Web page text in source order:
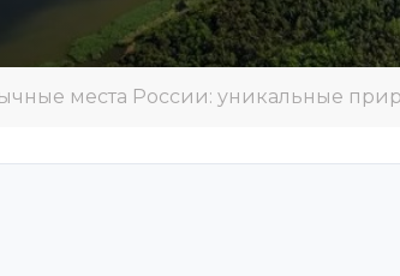
места России: уникальные